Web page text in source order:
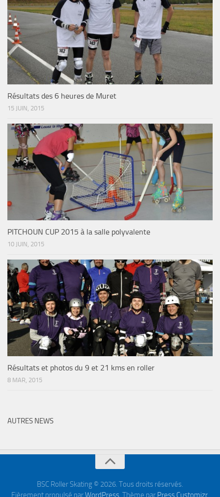
Résultats des 6 heures de Muret
15 JUIN, 2015
PITCHOUN CUP 2015 à la salle polyvalente
10 JUIN, 2015
Résultats et photos du 9 et 21 kms en roller
8 MAR, 2015
AUTRES NEWS
BSC Roller Skating © 2026. Tous droits réservés.
Fièrement propulsé parWordPress. Thème par Press Customizr.